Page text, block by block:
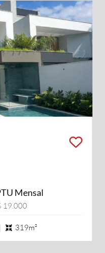
Mensal
19.000
319m²